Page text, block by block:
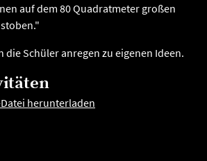
auf dem 80 Quadratmeter großen
die Schüler anregen zu eigenen Ideen.
herunterladen